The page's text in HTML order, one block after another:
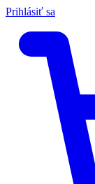
Prihlásiť sa